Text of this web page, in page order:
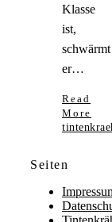
Klasse
ist,
schwärmt
er…
Read
More
Seiten